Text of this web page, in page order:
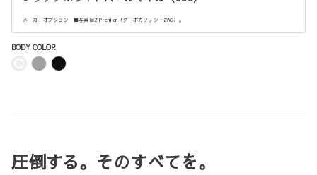
メーカーオプション ■写真はZ Premier（ターボガソリン・2WD）。
BODY COLOR
圧倒する。そのすべてを。